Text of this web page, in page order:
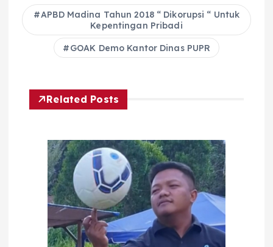
APBD Madina Tahun 2018 “ Dikorupsi “ Untuk
Kepentingan Pribadi
GOAK Demo Kantor Dinas PUPR
Related Posts